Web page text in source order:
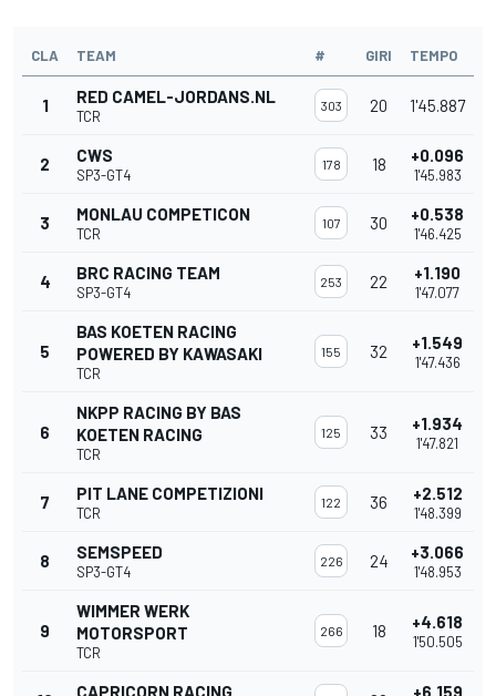
CLA TEAM # GIRI TEMPO
1 RED CAMEL-JORDANS.NL
TCR
303 20 1'45.887
2 CWS
SP3-GT4
178 18 +0.096
1'45.983
3 MONLAU COMPETICON
TCR
107 30 +0.538
1'46.425
4 BRC RACING TEAM
SP3-GT4
253 22 +1.190
1'47.077
5
BAS KOETEN RACING
POWERED BY KAWASAKI
TCR
155 32 +1.549
1'47.436
6
NKPP RACING BY BAS
KOETEN RACING
TCR
125 33 +1.934
1'47.821
7 PIT LANE COMPETIZIONI
TCR
122 36 +2.512
1'48.399
8 SEMSPEED
SP3-GT4
226 24 +3.066
1'48.953
9
WIMMER WERK
MOTORSPORT
TCR
266 18 +4.618
1'50.505
CAPRICORN RACING +6.159